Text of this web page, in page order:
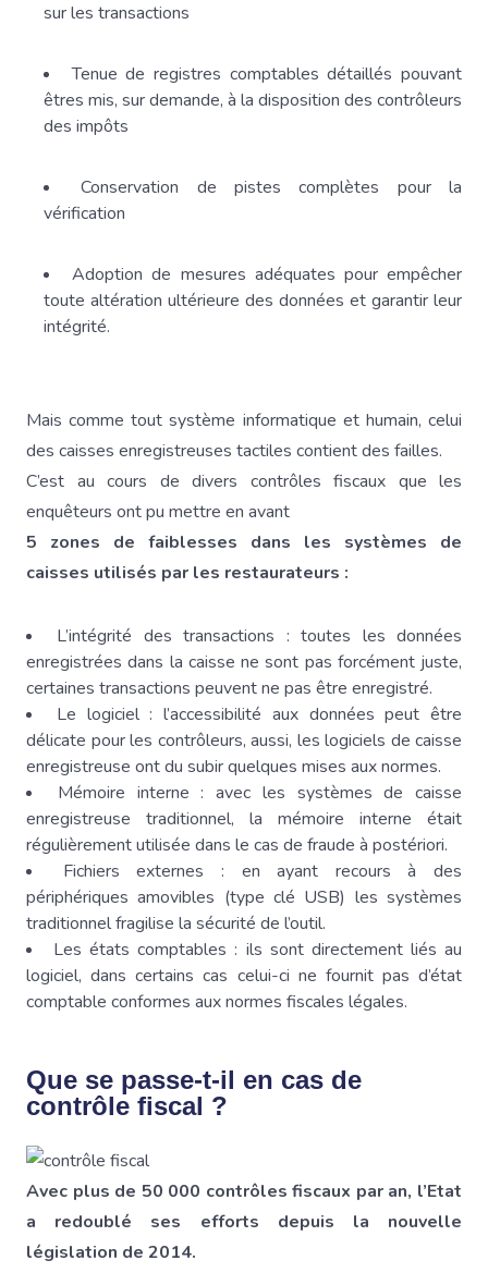
sur les transactions
Tenue de registres comptables détaillés pouvant
êtres mis, sur demande, à la disposition des contrôleurs
des impôts
Conservation de pistes complètes pour la
vérification
Adoption de mesures adéquates pour empêcher
toute altération ultérieure des données et garantir leur
intégrité.
Mais comme tout système informatique et humain, celui
des caisses enregistreuses tactiles contient des failles.
C’est au cours de divers contrôles fiscaux que les
enquêteurs ont pu mettre en avant
5 zones de faiblesses dans les systèmes de
caisses utilisés par les restaurateurs :
L’intégrité des transactions : toutes les données
enregistrées dans la caisse ne sont pas forcément juste,
certaines transactions peuvent ne pas être enregistré.
Le logiciel : l’accessibilité aux données peut être
délicate pour les contrôleurs, aussi, les logiciels de caisse
enregistreuse ont du subir quelques mises aux normes.
Mémoire interne : avec les systèmes de caisse
enregistreuse traditionnel, la mémoire interne était
régulièrement utilisée dans le cas de fraude à postériori.
Fichiers externes : en ayant recours à des
périphériques amovibles (type clé USB) les systèmes
traditionnel fragilise la sécurité de l’outil.
Les états comptables : ils sont directement liés au
logiciel, dans certains cas celui-ci ne fournit pas d’état
comptable conformes aux normes fiscales légales.
Que se passe-t-il en cas de
contrôle fiscal ?
Avec plus de 50 000 contrôles fiscaux par an, l’Etat
a redoublé ses efforts depuis la nouvelle
législation de 2014.